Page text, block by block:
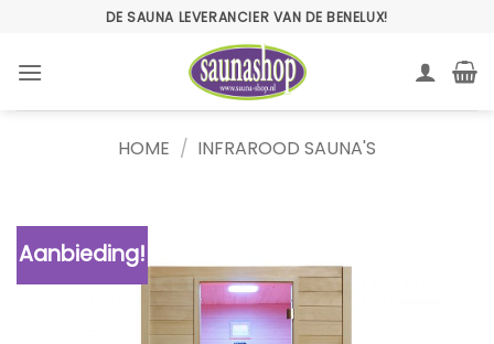
inhoud
DE SAUNA LEVERANCIER VAN DE BENELUX!
HOME / INFRAROOD SAUNA'S
Aanbieding!